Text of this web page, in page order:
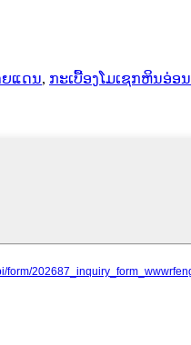
ຍແດນ, ກະເບື້ອງໂມເຊກຫິນອ່ອນ